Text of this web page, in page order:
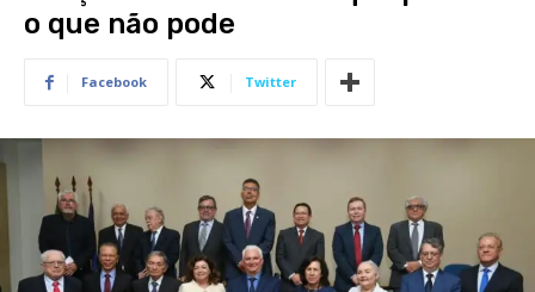
o que não pode
Facebook Twitter